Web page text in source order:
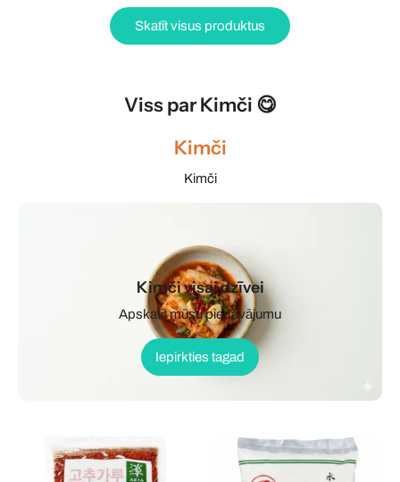
Skatīt visus produktus
Viss par Kimči 😋
Kimči
Kimči
Kimči visai dzīvei
Apskatīt mūsu piedāvājumu
Iepirkties tagad